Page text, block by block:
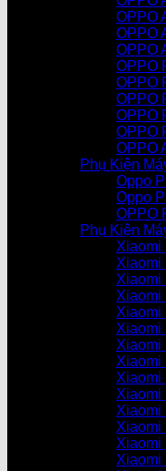
OPPO
OPPO
OPPO
OPPO
OPPO
OPPO
OPPO
OPPO
OPPO
Phụ Kiện
Oppo
Oppo
OPPO
Phụ Kiện
Xiaomi
Xiaomi
Xiaomi
Xiaomi
Xiaomi
Xiaomi
Xiaomi
Xiaomi
Xiaomi
Xiaomi
Xiaomi
Xiaomi
Xiaomi
Xiaomi